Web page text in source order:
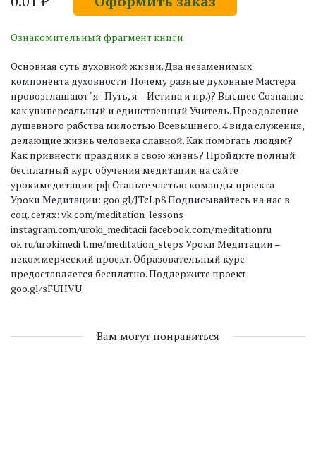
Ознакомительный фрагмент книги
Основная суть духовной жизни. Два незаменимых
компонента духовности. Почему разные духовные Мастера
провозглашают "я- Путь, я – Истина и пр.)? Высшее Сознание
как универсальный и единственный Учитель. Преодоление
душевного рабства милостью Всевышнего. 4 вида служения,
делающие жизнь человека славной. Как помогать людям?
Как привнести праздник в свою жизнь? Пройдите полный
бесплатный курс обучения медитации на сайте
урокимедитации.рф Станьте частью команды проекта
Уроки Медитации: goo.gl/JTcLp8 Подписывайтесь на нас в
соц. сетях: vk.com/meditation_lessons
instagram.com/uroki_meditacii facebook.com/meditationru
ok.ru/urokimedi t.me/meditation_steps Уроки Медитации –
некоммерческий проект. Образовательный курс
предоставляется бесплатно. Поддержите проект:
goo.gl/sFUHVU
Вам могут понравиться